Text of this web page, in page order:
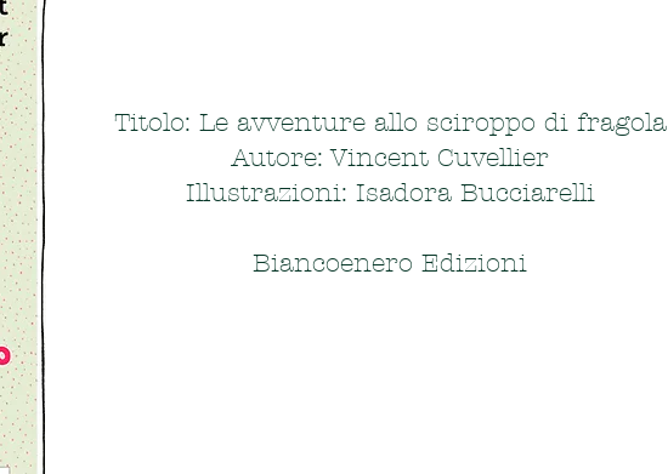
Titolo: Le avventure allo sciroppo di fragola
Autore: Vincent Cuvellier
Illustrazioni: Isadora Bucciarelli
Biancoenero Edizioni